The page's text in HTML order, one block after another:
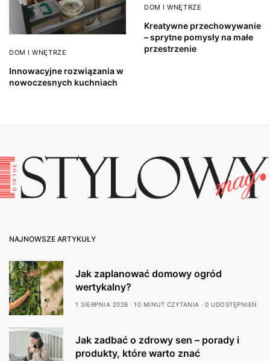
DOM I WNĘTRZE
Innowacyjne rozwiązania w
nowoczesnych kuchniach
DOM I WNĘTRZE
Kreatywne przechowywanie
– sprytne pomysły na małe
przestrzenie
NAJNOWSZE ARTYKUŁY
Jak zaplanować domowy ogród
wertykalny?
1 SIERPNIA 2026 10 MINUT CZYTANIA 0 UDOSTĘPNIEŃ
Jak zadbać o zdrowy sen – porady i
produkty, które warto znać